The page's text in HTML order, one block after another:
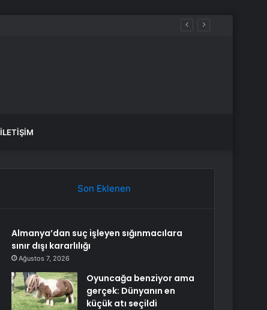
İLETIŞIM
Son Eklenen
Almanya’dan suç işleyen sığınmacılara
sınır dışı kararlılığı
Ağustos 7, 2026
Oyuncağa benziyor ama
gerçek: Dünyanın en
küçük atı seçildi